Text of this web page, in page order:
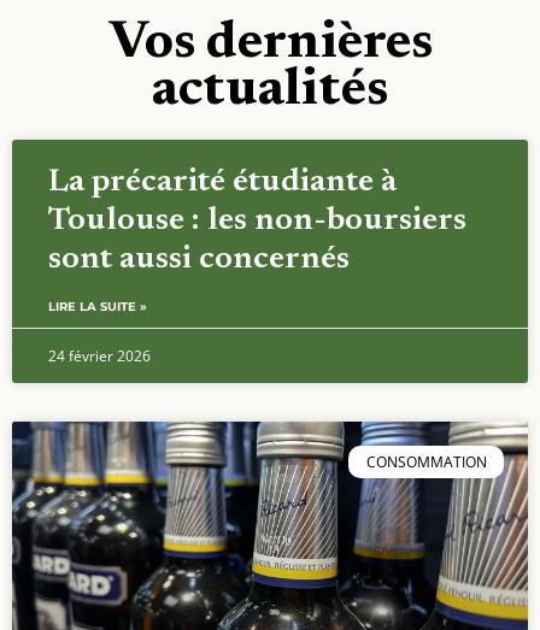
Vos dernières
actualités
La précarité étudiante à
Toulouse : les non-boursiers
sont aussi concernés
LIRE LA SUITE »
24 février 2026
CONSOMMATION